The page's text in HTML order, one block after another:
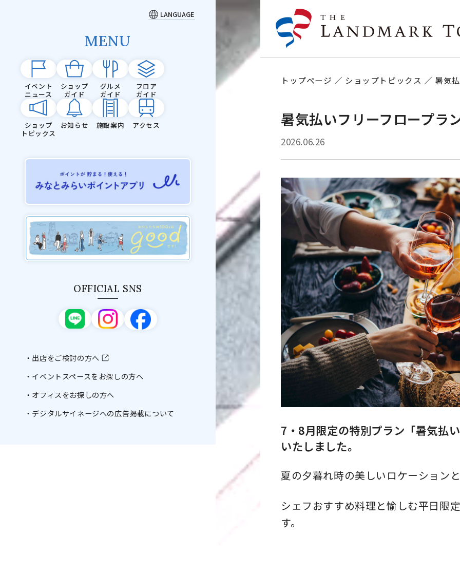
LANGUAGE
MENU
イベント
ニュース
ショップ
ガイド
グルメ
ガイド
フロア
ガイド
ショップ
トピックス
お知らせ 施設案内 アクセス
OFFICIAL SNS
出店をご検討の方へ
イベントスペースをお探しの方へ
オフィスをお探しの方へ
デジタルサイネージへの広告掲載について
トップページ ショップトピックス 暑気
暑気払いフリーフロープラ
2026.06.26
7・8月限定の特別プラン「暑気払
いたしました。
夏の夕暮れ時の美しいロケーション
シェフおすすめ料理と愉しむ平日限
す。